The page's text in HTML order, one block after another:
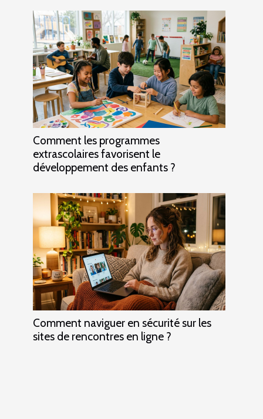
Comment les programmes
extrascolaires favorisent le
développement des enfants ?
Comment naviguer en sécurité sur les
sites de rencontres en ligne ?